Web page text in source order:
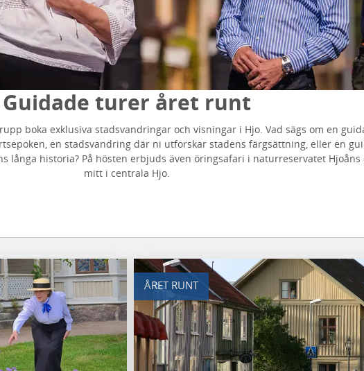
Guidade turer året runt
boka exklusiva stadsvandringar och visningar i Hjo. Vad sägs om en
en stadsvandring där ni utforskar stadens färgsättning, eller en
långa historia? På hösten erbjuds även öringsafari i naturreservatet Hjoåns
mitt i centrala Hjo.
ÅRET RUNT